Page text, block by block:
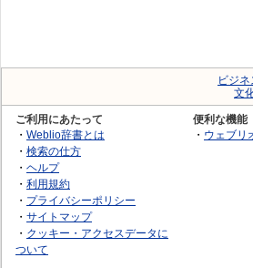
ビジネ
文
ご利用にあたって
・ Weblio辞書とは
・ 検索の仕方
・ ヘルプ
・ 利用規約
・ プライバシーポリシー
・ サイトマップ
・ クッキー・アクセスデータに
ついて
便利な機能
・ ウェブリ